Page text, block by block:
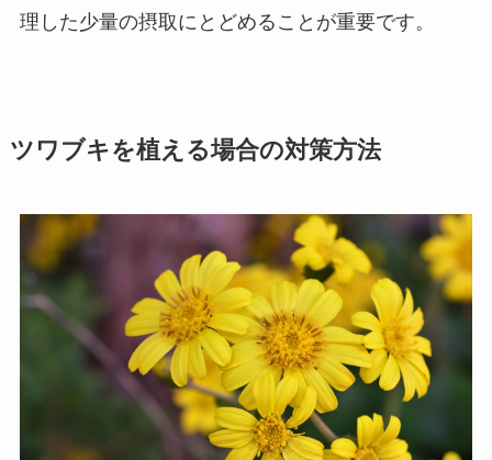
理した少量の摂取にとどめることが重要です。
ツワブキを植える場合の対策方法